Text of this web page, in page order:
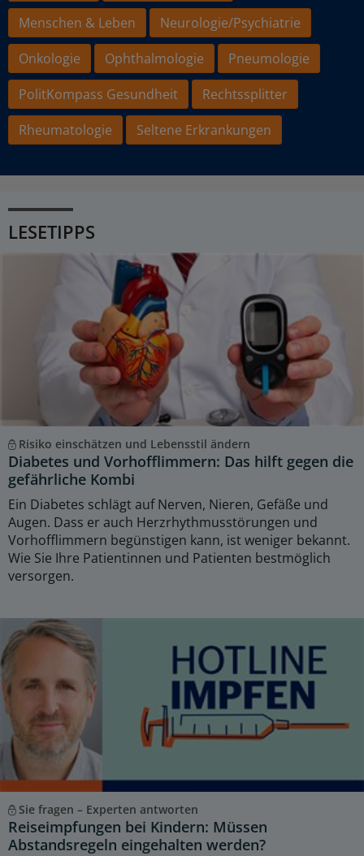
Menschen & Leben
Neurologie/Psychiatrie
Onkologie
Ophthalmologie
Pneumologie
PolitKompass Gesundheit
Rechtssplitter
Rheumatologie
Seltene Erkrankungen
LESETIPPS
Risiko einschätzen und Lebensstil ändern
Diabetes und Vorhofflimmern: Das hilft gegen die
gefährliche Kombi
Ein Diabetes schlägt auf Nerven, Nieren, Gefäße und
Augen. Dass er auch Herzrhythmusstörungen und
Vorhofflimmern begünstigen kann, ist weniger bekannt.
Wie Sie Ihre Patientinnen und Patienten bestmöglich
versorgen.
Sie fragen – Experten antworten
Reiseimpfungen bei Kindern: Müssen
Abstandsregeln eingehalten werden?